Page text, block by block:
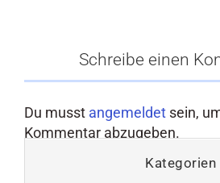
Schreibe einen
Du musst angemeldet sein,
Kommentar abzugeben.
Kategorien